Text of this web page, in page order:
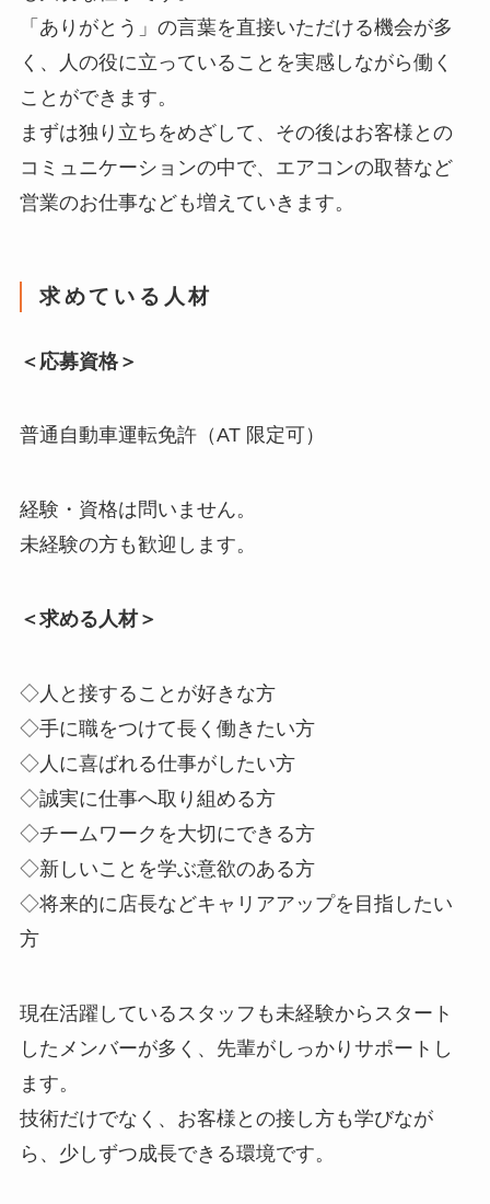
「ありがとう」の言葉を直接いただける機会が多
く、人の役に立っていることを実感しながら働く
ことができます。
まずは独り立ちをめざして、その後はお客様との
コミュニケーションの中で、エアコンの取替など
営業のお仕事なども増えていきます。
求めている人材
＜応募資格＞
普通自動車運転免許（AT 限定可）
経験・資格は問いません。
未経験の方も歓迎します。
＜求める人材＞
◇人と接することが好きな方
◇手に職をつけて長く働きたい方
◇人に喜ばれる仕事がしたい方
◇誠実に仕事へ取り組める方
◇チームワークを大切にできる方
◇新しいことを学ぶ意欲のある方
◇将来的に店長などキャリアアップを目指したい
方
現在活躍しているスタッフも未経験からスタート
したメンバーが多く、先輩がしっかりサポートし
ます。
技術だけでなく、お客様との接し方も学びなが
ら、少しずつ成長できる環境です。